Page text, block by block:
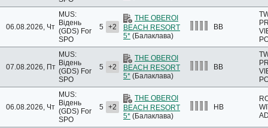
06.08.2026, Чт
MUS:
Відень
(GDS) For
SPO
5 +2
THE OBEROI
BEACH RESORT
5* (Балаклава)
BB
07.08.2026, Пт
MUS:
Відень
(GDS) For
SPO
5 +2
THE OBEROI
BEACH RESORT
5* (Балаклава)
BB
06.08.2026, Чт
MUS:
Відень
(GDS) For
SPO
5 +2
THE OBEROI
BEACH RESORT
5* (Балаклава)
HB